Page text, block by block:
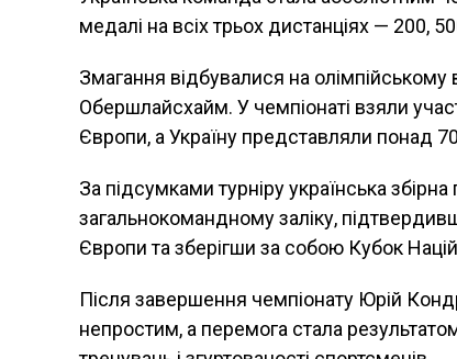
медалі на всіх трьох дистанціях — 200,
Змагання відбувалися на олімпійському
Обершлайсхайм. У чемпіонаті взяли
Європи, а Україну представляли понад 70
За підсумками турніру українська
загальнокомандному заліку,
Європи та зберігши за собою Кубок
Після завершення чемпіонату Юрій
непростим, а перемога стала